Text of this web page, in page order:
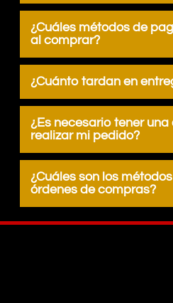
¿Cuáles métodos de
al comprar?
¿Cuánto tardan en
¿Es necesario tener
realizar mi pedido?
¿Cuáles son los
órdenes de compras?